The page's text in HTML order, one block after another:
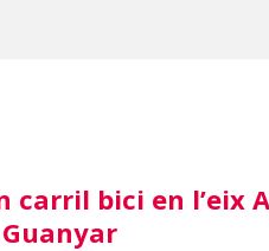
carril bici en l’eix